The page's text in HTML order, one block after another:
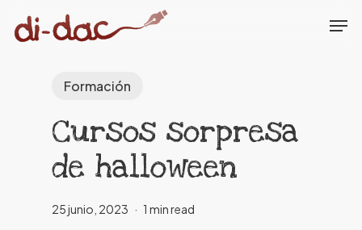
Skip
Formación
Cursos sorpresa
de halloween
25 junio, 2023 1 min read